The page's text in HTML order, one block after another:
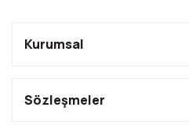
Kurumsal
Sözleşmeler